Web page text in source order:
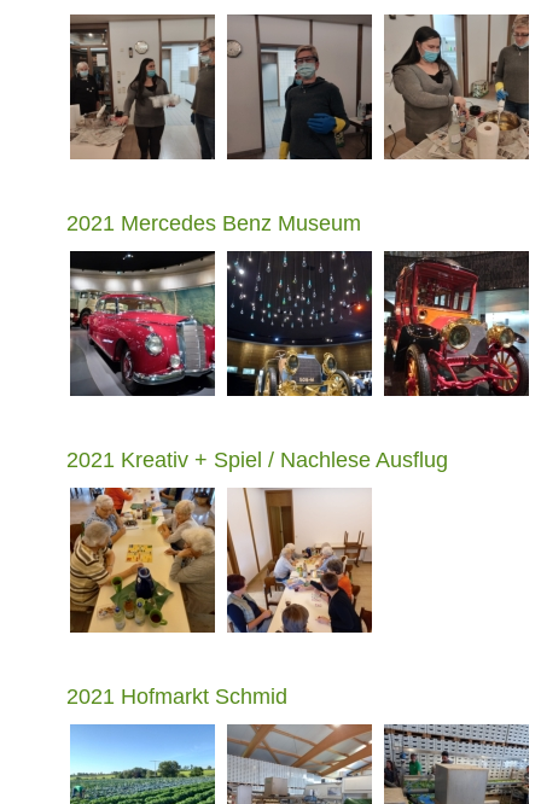
2021 Mercedes Benz Museum
2021 Kreativ + Spiel / Nachlese Ausflug
2021 Hofmarkt Schmid